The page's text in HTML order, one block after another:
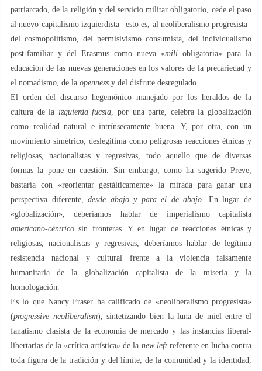
patriarcado, de la religión y del servicio militar obligatorio, cede el paso
al nuevo capitalismo izquierdista –esto es, al neoliberalismo progresista–
del cosmopolitismo, del permisivismo consumista, del individualismo
post-familiar y del Erasmus como nueva «mili obligatoria» para la
educación de las nuevas generaciones en los valores de la precariedad y
el nomadismo, de la openness y del disfrute desregulado.
El orden del discurso hegemónico manejado por los heraldos de la
cultura de la izquierda fucsia , por una parte, celebra la globalización
como realidad natural e intrínsecamente buena. Y, por otra, con un
movimiento simétrico, deslegitima como peligrosas reacciones étnicas y
religiosas, nacionalistas y regresivas, todo aquello que de diversas
formas la pone en cuestión. Sin embargo, como ha sugerido Preve,
bastaría con «reorientar gestálticamente» la mirada para ganar una
perspectiva diferente,desde abajo y para el de abajo . En lugar de
«globalización», deberíamos hablar de imperialismo capitalista
americano-céntrico sin fronteras. Y en lugar de reacciones étnicas y
religiosas, nacionalistas y regresivas, deberíamos hablar de legítima
resistencia nacional y cultural frente a la violencia falsamente
humanitaria de la globalización capitalista de la miseria y la
homologación.
Es lo que Nancy Fraser ha calificado de «neoliberalismo progresista»
(progressive neoliberalism), sintetizando bien la luna de miel entre el
fanatismo clasista de la economía de mercado y las instancias liberal-
libertarias de la «crítica artística» de la new leftreferente en lucha contra
toda figura de la tradición y del límite, de la comunidad y la identidad,